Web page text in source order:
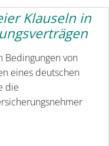
Klauseln in
Bedingungen von
eines deutschen
die